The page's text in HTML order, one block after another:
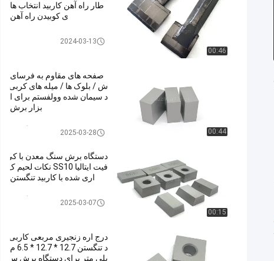
00:46
طار راه آهن کاربید انتخاب ها
ی کوبیدن راه آهن
Tamping Tools Railway
2024-03-13
00:44
صفحه های مقاوم به فرسای
ش / بلوک ها / میله های کربی
د سیمان شده وولفستم برای ا
بزار برش
صفحه کاربید تنگستن2025-03-28
00:15
دستگاه برش سنگ معدن با کی
فیت ایتالیا SS10 نکات لحیم ک
اری شده با کاربید تنگستن
نکات اره کاربید تنگستن2025-03-07
درج اره زنجیری مربعی کاربی
د تنگستن 12.7 * 12.7 * 6.5 م
یلی متر برای دستگاه برش س